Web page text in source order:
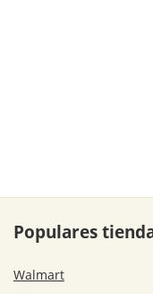
Populares
Walmart